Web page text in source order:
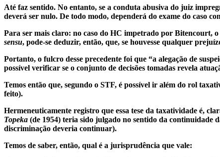
Até faz sentido. No entanto, se a conduta abusiva do juiz
deverá ser nulo. De todo modo, dependerá do exame do caso
Para ser mais claro: no caso do HC impetrado por Bitencourt,
sensu, pode-se deduzir, então, que, se houvesse qualquer
Portanto, o fulcro desse precedente foi que “a alegação de
possível verificar se o conjunto de decisões tomadas revela
Temos então que, segundo o STF, é possível ir além do rol
feito).
Hermeneuticamente registro que essa tese da taxatividade é,
Topeka (de 1954) teria sido julgado no sentido da continuidade
discriminação deveria continuar).
Temos de saber, então, qual é a jurisprudência que vale: